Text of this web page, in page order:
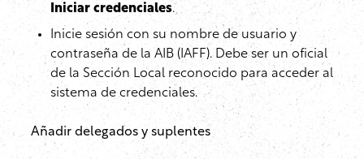
Iniciar credenciales.
Inicie sesión con su nombre de usuario y
contraseña de la AIB (IAFF). Debe ser un oficial
de la Sección Local reconocido para acceder al
sistema de credenciales.
Añadir delegados y suplentes